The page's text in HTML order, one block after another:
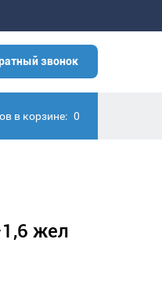
звонок
в корзине: 0
жел